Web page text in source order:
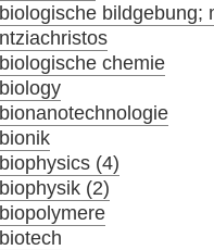
biologische bildgebung;
ntziachristos
biologische chemie
biology
bionanotechnologie
bionik
biophysics (4)
biophysik (2)
biopolymere
biotech